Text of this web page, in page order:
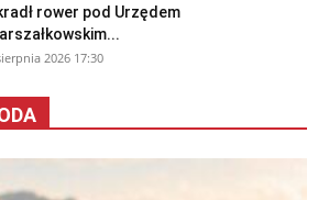
rower pod Urzędem
2026 17:30